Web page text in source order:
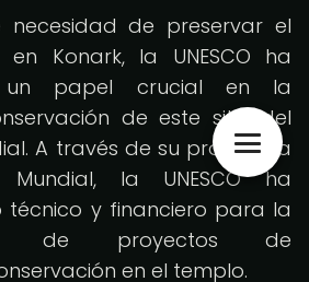
de preservar el
Konark, la UNESCO ha
un papel crucial en la
de este sitio del
A través de su programa
la UNESCO ha
y financiero para la
de proyectos de
en el templo.